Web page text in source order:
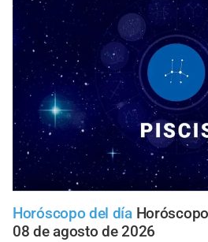
Horóscopo del día
08 de agosto de 2026